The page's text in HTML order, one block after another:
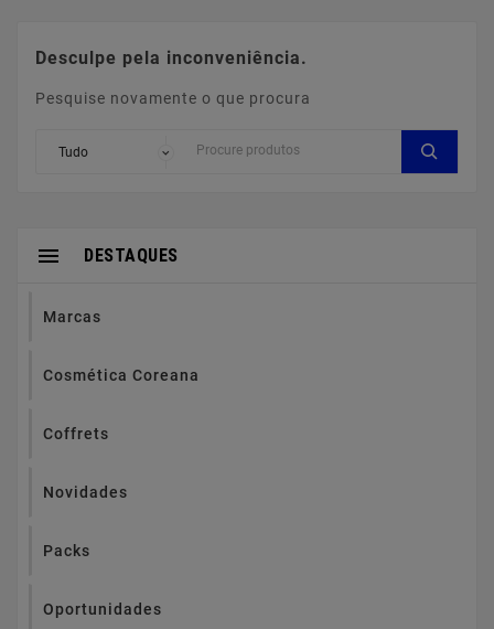
Desculpe pela inconveniência.
Pesquise novamente o que procura
DESTAQUES

Marcas
Cosmética Coreana
Coffrets
Novidades
Packs
Oportunidades